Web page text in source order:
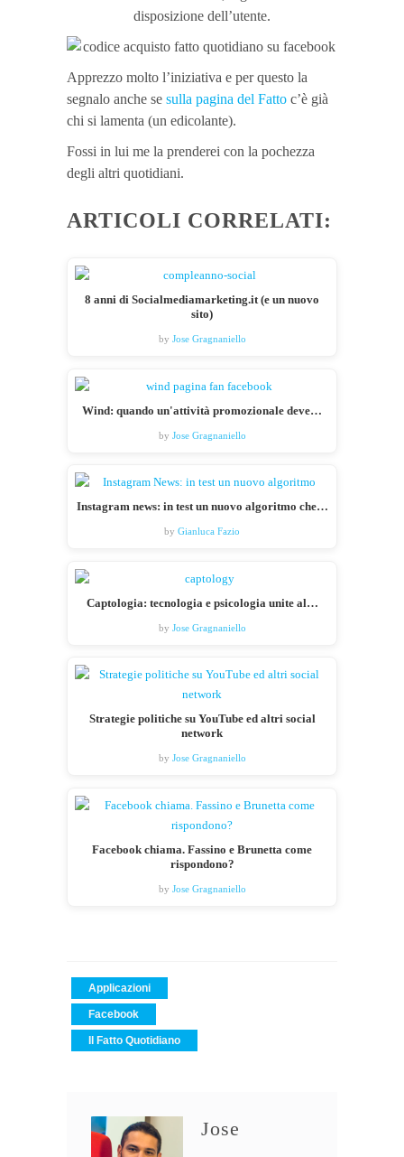
disposizione dell’utente.
Apprezzo molto l’iniziativa e per questo la
segnalo anche se sulla pagina del Fatto c’è già
chi si lamenta (un edicolante).
Fossi in lui me la prenderei con la pochezza
degli altri quotidiani.
ARTICOLI CORRELATI:
8 anni di Socialmediamarketing.it (e un nuovo
sito)
by Jose Gragnaniello
Wind: quando un'attività promozionale deve…
by Jose Gragnaniello
Instagram news: in test un nuovo algoritmo che…
by Gianluca Fazio
Captologia: tecnologia e psicologia unite al…
by Jose Gragnaniello
Strategie politiche su YouTube ed altri social
network
by Jose Gragnaniello
Facebook chiama. Fassino e Brunetta come
rispondono?
by Jose Gragnaniello
Applicazioni
Facebook
Il Fatto Quotidiano
Jose